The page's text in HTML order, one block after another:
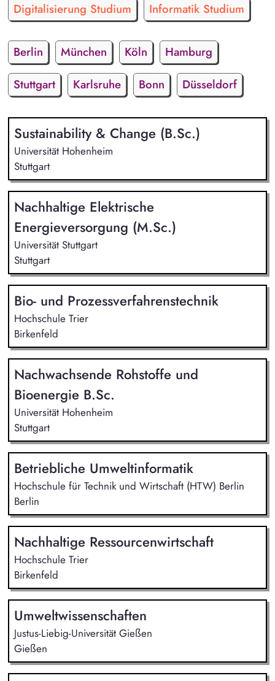
Sustainability & Change (B.Sc.)
Universität Hohenheim
Stuttgart
Nachhaltige Elektrische
Energieversorgung (M.Sc.)
Universität Stuttgart
Stuttgart
Bio- und Prozessverfahrenstechnik
Hochschule Trier
Birkenfeld
Nachwachsende Rohstoffe und
Bioenergie B.Sc.
Universität Hohenheim
Stuttgart
Betriebliche Umweltinformatik
Hochschule für Technik und Wirtschaft (HTW) Berlin
Berlin
Nachhaltige Ressourcenwirtschaft
Hochschule Trier
Birkenfeld
Umweltwissenschaften
Justus-Liebig-Universität Gießen
Gießen
Digitalisierung Studium
Informatik Studium
Berlin München Köln
Hamburg
Stuttgart
Karlsruhe Bonn Düsseldorf